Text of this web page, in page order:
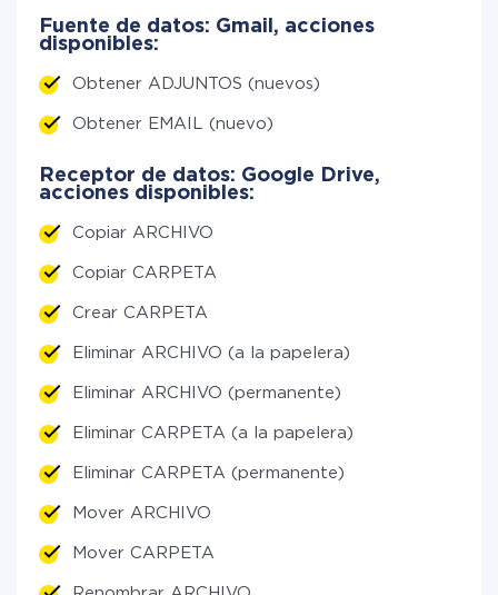
Fuente de datos: Gmail, acciones
disponibles:
Obtener ADJUNTOS (nuevos)
Obtener EMAIL (nuevo)
Receptor de datos: Google Drive,
acciones disponibles:
Copiar ARCHIVO
Copiar CARPETA
Crear CARPETA
Eliminar ARCHIVO (a la papelera)
Eliminar ARCHIVO (permanente)
Eliminar CARPETA (a la papelera)
Eliminar CARPETA (permanente)
Mover ARCHIVO
Mover CARPETA